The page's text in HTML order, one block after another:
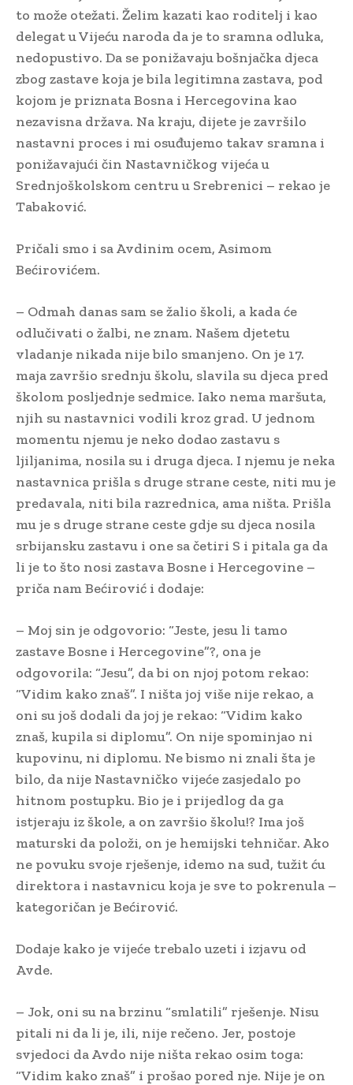
to može otežati. Želim kazati kao roditelj i kao
delegat u Vijeću naroda da je to sramna odluka,
nedopustivo. Da se ponižavaju bošnjačka djeca
zbog zastave koja je bila legitimna zastava, pod
kojom je priznata Bosna i Hercegovina kao
nezavisna država. Na kraju, dijete je završilo
nastavni proces i mi osuđujemo takav sramna i
ponižavajući čin Nastavničkog vijeća u
Srednjoškolskom centru u Srebrenici – rekao je
Tabaković.
Pričali smo i sa Avdinim ocem, Asimom
Bećirovićem.
– Odmah danas sam se žalio školi, a kada će
odlučivati o žalbi, ne znam. Našem djetetu
vladanje nikada nije bilo smanjeno. On je 17.
maja završio srednju školu, slavila su djeca pred
školom posljednje sedmice. Iako nema maršuta,
njih su nastavnici vodili kroz grad. U jednom
momentu njemu je neko dodao zastavu s
ljiljanima, nosila su i druga djeca. I njemu je neka
nastavnica prišla s druge strane ceste, niti mu je
predavala, niti bila razrednica, ama ništa. Prišla
mu je s druge strane ceste gdje su djeca nosila
srbijansku zastavu i one sa četiri S i pitala ga da
li je to što nosi zastava Bosne i Hercegovine –
priča nam Bećirović i dodaje:
– Moj sin je odgovorio: “Jeste, jesu li tamo
zastave Bosne i Hercegovine”?, ona je
odgovorila: “Jesu”, da bi on njoj potom rekao:
“Vidim kako znaš”. I ništa joj više nije rekao, a
oni su još dodali da joj je rekao: “Vidim kako
znaš, kupila si diplomu”. On nije spominjao ni
kupovinu, ni diplomu. Ne bismo ni znali šta je
bilo, da nije Nastavničko vijeće zasjedalo po
hitnom postupku. Bio je i prijedlog da ga
istjeraju iz škole, a on završio školu!? Ima još
maturski da položi, on je hemijski tehničar. Ako
ne povuku svoje rješenje, idemo na sud, tužit ću
direktora i nastavnicu koja je sve to pokrenula –
kategoričan je Bećirović.
Dodaje kako je vijeće trebalo uzeti i izjavu od
Avde.
– Jok, oni su na brzinu “smlatili” rješenje. Nisu
pitali ni da li je, ili, nije rečeno. Jer, postoje
svjedoci da Avdo nije ništa rekao osim toga:
“Vidim kako znaš” i prošao pored nje. Nije je on